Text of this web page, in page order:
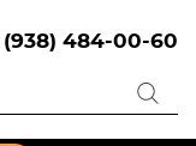
(938) 484-00-60